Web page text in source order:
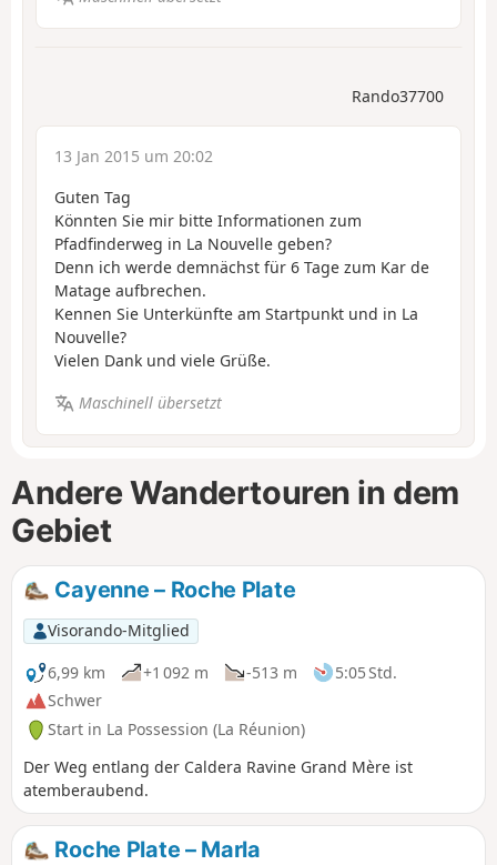
Rando37700
13 Jan 2015 um 20:02
Guten Tag
Könnten Sie mir bitte Informationen zum
Pfadfinderweg in La Nouvelle geben?
Denn ich werde demnächst für 6 Tage zum Kar de
Matage aufbrechen.
Kennen Sie Unterkünfte am Startpunkt und in La
Nouvelle?
Vielen Dank und viele Grüße.
Maschinell übersetzt
Andere Wandertouren in dem
Gebiet
Cayenne – Roche Plate
Visorando-Mitglied
6,99 km
+1 092 m -513 m
5:05 Std.
Schwer
Start in La Possession (La Réunion)
Der Weg entlang der Caldera Ravine Grand Mère ist
atemberaubend.
Roche Plate – Marla